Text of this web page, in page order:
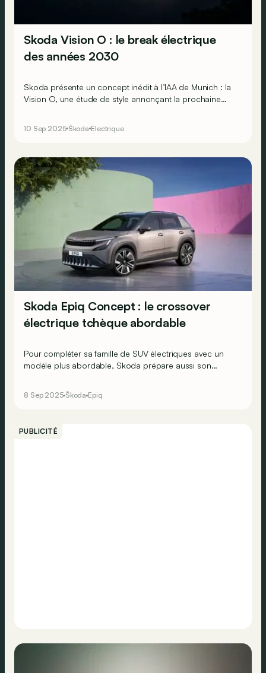
Skoda Vision O : le break électrique
des années 2030
Skoda présente un concept inédit à l’IAA de Munich : la
Vision O, une étude de style annonçant la prochaine
100 % électrique, mais toujours aussi pratique !
10 Sep 2025 Škoda Électrique
Skoda Epiq Concept : le crossover
électrique tchèque abordable
Pour compléter sa famille de SUV électriques avec un
modèle plus abordable, Skoda prépare aussi son
Epiq, un crossover électrique attendu sur nos routes en
2026.
8 Sep 2025 Škoda Epiq
PUBLICITÉ